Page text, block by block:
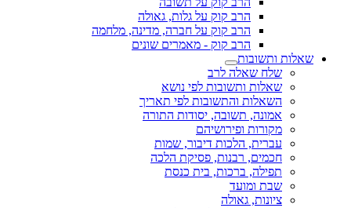
הרב קוק על גלות, גאולה
הרב קוק על חברה, מדינה, מלחמה
הרב קוק - מאמרים שונים
שאלות ותשובות
שלח שאלה לרב
שאלות ותשובות לפי נושא
השאלות והתשובות לפי תאריך
אמונה, תשובה, יסודות התורה
מקורות ופירושיהם
עברית, הלכות דיבור, שמות
חכמים, רבנות, פסיקת הלכה
תפילה, ברכות, בית כנסת
שבת ומועד
ציונות, גאולה